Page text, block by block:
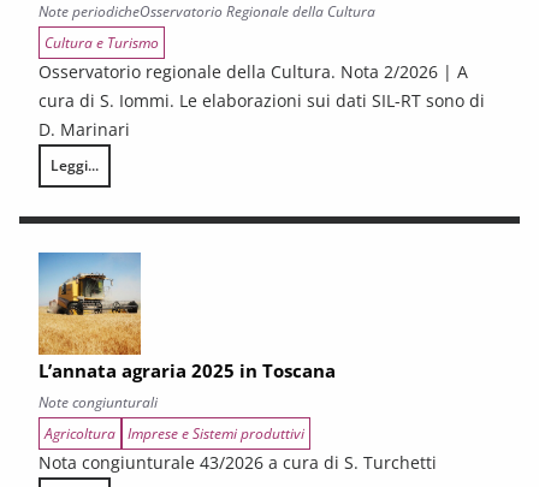
Note periodicheOsservatorio Regionale della Cultura
Cultura e Turismo
Osservatorio regionale della Cultura. Nota 2/2026 | A
cura di S. Iommi. Le elaborazioni sui dati SIL-RT sono di
D. Marinari
Leggi...
LA CONGIUNTURA DEI SETTORI CULTURALI. Ripresa selettiva e
L’annata agraria 2025 in Toscana
Note congiunturali
Agricoltura Imprese e Sistemi produttivi
Nota congiunturale 43/2026 a cura di S. Turchetti